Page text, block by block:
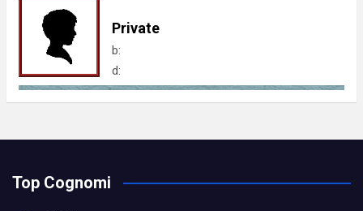
Private
b:
d:
Top Cognomi